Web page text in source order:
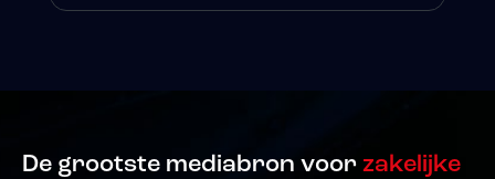
De grootste mediabron voor zakelijke